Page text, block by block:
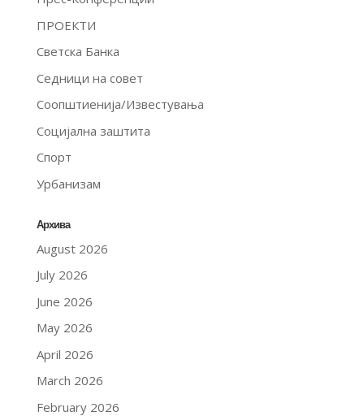
ПРОЕКТИ
Светска Банка
Седници на совет
Соопштиенија/Известувања
Социјална заштита
Спорт
Урбанизам
Архива
August 2026
July 2026
June 2026
May 2026
April 2026
March 2026
February 2026